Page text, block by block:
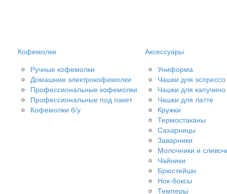
Кофемолки
Ручные кофемолки
Домашние электрокофемолки
Профессиональные кофемолки
Профессиональные под пакет
Кофемолки б/у
Аксессуары
Униформа
Чашки для эспрессо
Чашки для капучино
Чашки для латте
Кружки
Термостаканы
Сахарницы
Заварники
Молочники и
Чайники
Брюстейшн
Нок-боксы
Темперы